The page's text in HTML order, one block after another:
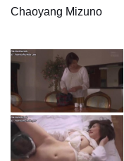
Chaoyang Mizuno